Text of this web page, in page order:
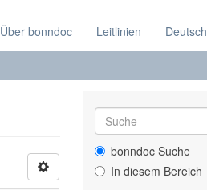
Über bonndoc Leitlinien Deutsch
bonndoc Suche
In diesem Bereich